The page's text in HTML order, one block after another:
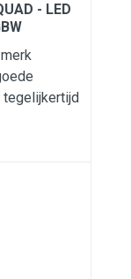
- LED
tegelijkertijd